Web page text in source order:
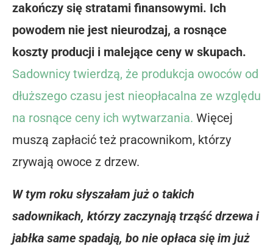
zakończy się stratami finansowymi. Ich
powodem nie jest nieurodzaj, a rosnące
koszty producji i malejące ceny w skupach.
Sadownicy twierdzą, że produkcja owoców od
dłuższego czasu jest nieopłacalna ze względu
na rosnące ceny ich wytwarzania. Więcej
muszą zapłacić też pracownikom, którzy
zrywają owoce z drzew.
W tym roku słyszałam już o takich
sadownikach, którzy zaczynają trząść drzewa i
jabłka same spadają, bo nie opłaca się im już